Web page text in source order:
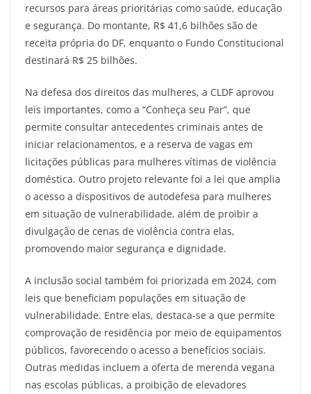
recursos para áreas prioritárias como saúde, educação
e segurança. Do montante, R$ 41,6 bilhões são de
receita própria do DF, enquanto o Fundo Constitucional
destinará R$ 25 bilhões.
Na defesa dos direitos das mulheres, a CLDF aprovou
leis importantes, como a “Conheça seu Par”, que
permite consultar antecedentes criminais antes de
iniciar relacionamentos, e a reserva de vagas em
licitações públicas para mulheres vítimas de violência
doméstica. Outro projeto relevante foi a lei que amplia
o acesso a dispositivos de autodefesa para mulheres
em situação de vulnerabilidade, além de proibir a
divulgação de cenas de violência contra elas,
promovendo maior segurança e dignidade.
A inclusão social também foi priorizada em 2024, com
leis que beneficiam populações em situação de
vulnerabilidade. Entre elas, destaca-se a que permite
comprovação de residência por meio de equipamentos
públicos, favorecendo o acesso a benefícios sociais.
Outras medidas incluem a oferta de merenda vegana
nas escolas públicas, a proibição de elevadores